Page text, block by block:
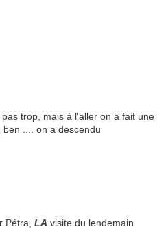
trop, mais à l'aller on a fait une
.... on a descendu
Pétra, LA visite du lendemain